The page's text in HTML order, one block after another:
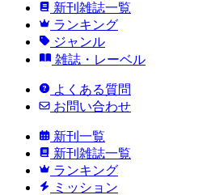
新刊雑誌一覧
ランキング
ジャンル
雑誌・レーベル
よくある質問
お問い合わせ
新刊一覧
新刊雑誌一覧
ランキング
ミッション